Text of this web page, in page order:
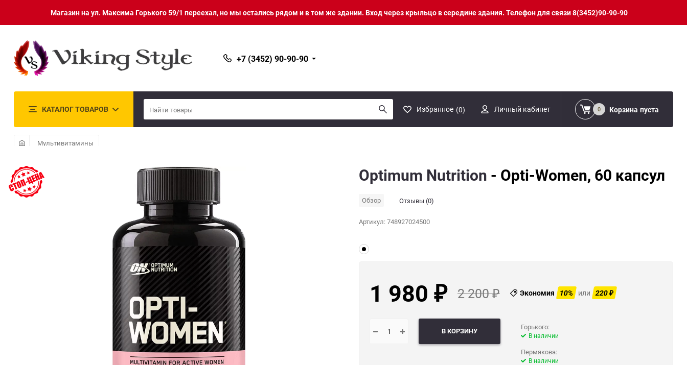
Магазин на ул. Максима Горького 59/1 переехал, но мы остались рядом и в том же здании. Вход через крыльцо в середине здания. Телефон для связи 8(3452)90-90-90
+7 (3452) 90-90-90
КАТАЛОГ ТОВАРОВ Избранное (0) Личный кабинет 0 Корзина пуста
Мультивитамины
Optimum Nutrition - Opti-Women, 60 капсул
Обзор Отзывы (0)
Артикул:748927024500
1 980 ₽ 2 200₽ Экономия 10% или 220₽
В КОРЗИНУ Горького:
В наличии
Пермякова:
В наличии